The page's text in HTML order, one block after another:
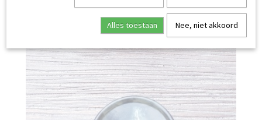
Alles toestaan Nee, niet akkoord